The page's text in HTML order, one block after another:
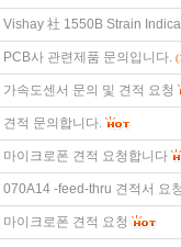
Vishay 社 1550B Strain
PCB사 관련제품 문의입니다.
가속도센서 문의 및 견적 요청
견적 문의합니다.
마이크로폰 견적 요청합니다
070A14 -feed-thru 견적서 요
마이크로폰 견적 요청